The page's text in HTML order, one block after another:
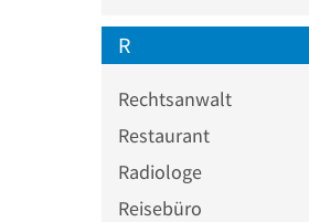
R
Rechtsanwalt
Restaurant
Radiologe
Reisebüro